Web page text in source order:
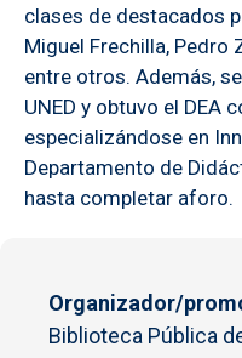
clases de destacados
Miguel Frechilla, Pedro
entre otros. Además,
UNED y obtuvo el DEA
especializándose en
Departamento de
hasta completar aforo.
Organizador/
Biblioteca Pública